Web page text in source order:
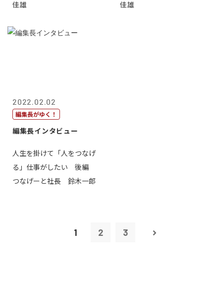
佳雄 佳雄
2022.02.02
編集長がゆく！
編集長インタビュー
人生を掛けて「人をつなげ
る」仕事がしたい 後編
つなげーと社長 鈴木一郎
1 2 3